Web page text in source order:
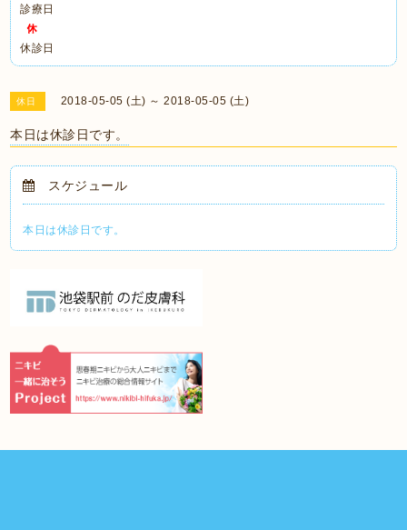
診療日
休診日
休日 2018-05-05 (土) ～ 2018-05-05 (土)
本日は休診日です。
スケジュール
本日は休診日です。